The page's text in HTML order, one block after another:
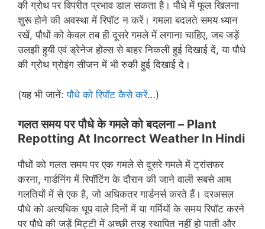
की ग्रोथ पर विपरीत प्रभाव डाल सकता है। पौधे में फूल खिलना
शुरू होने की अवस्था में रिपॉट न करें। गमला बदलते समय ध्यान
रखें, पौधों को केवल तब ही दूसरे गमले में लगाना चाहिए, जब जड़ें
उलझी हुयी एवं ड्रेनेज होल्स से बाहर निकली हुई दिखाई दें, या पौधे
की ग्रोथ ग्रोइंग सीजन में भी रुकी हुई दिखाई दे।
(यह भी जानें:पौधे को रिपॉट कैसे करें…)
गलत समय पर पौधे के गमले को बदलना – Plant
Repotting At Incorrect Weather In Hindi
पौधों को गलत समय पर एक गमले से दूसरे गमले में ट्रांसफर
करना, गार्डनिंग में रिपॉटिंग के दौरान की जाने वाली सबसे आम
गलतियों में से एक है, जो अधिकतर गार्डनर्स करते हैं। दरअसल
पौधे को अत्यधिक धूप वाले दिनों में या गर्मियों के समय रिपॉट करने
पर पौधे की जड़ें मिट्टी में अच्छी तरह स्थापित नहीं हो पाती और